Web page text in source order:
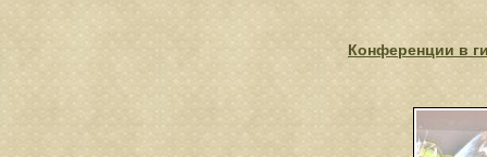
Конференции в